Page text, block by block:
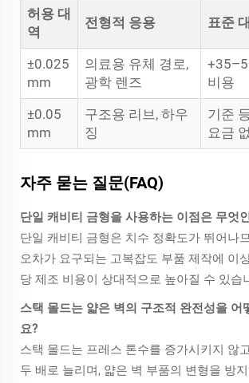
허용 대
역
전형적 응용 표준
±0.025
mm
의료용 유체 경로,
광학 렌즈
비용
±0.05
mm
구조용 리브, 하우
징
기준
요금
자주 묻는 질문(FAQ)
단일 캐비티 금형을 사용하는 이점은 무엇
단일 캐비티 금형은 치수 정확도가 뛰어나
오차가 요구되는 고복잡도 부품 제작에 이
당 제조 비용이 상대적으로 높아질 수 있습
스택 몰드는 얇은 벽의 구조적 완전성을 어
요?
스택 몰드는 프레스 톤수를 증가시키지 않
두 배로 늘리며, 얇은 벽 부품의 변형을 방